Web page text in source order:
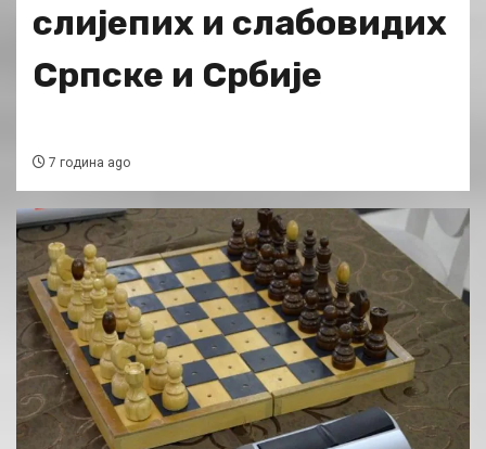
слијепих и слабовидих
Српске и Србије
7 година ago